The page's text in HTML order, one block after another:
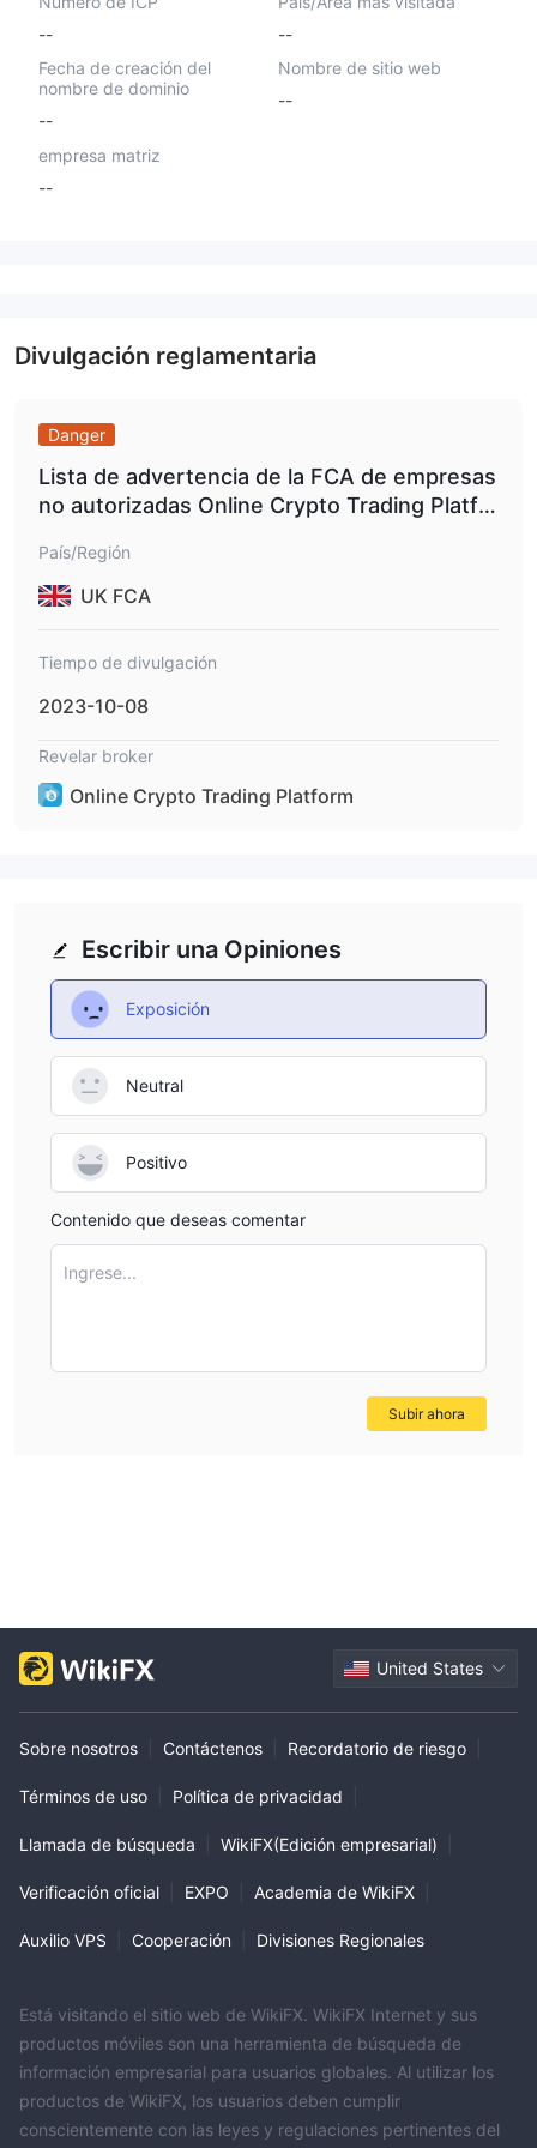
--
--
Fecha de creación del
nombre de dominio
--
Nombre de sitio web
--
empresa matriz
--
Divulgación reglamentaria
Danger
Lista de advertencia de la FCA de empresas
no autorizadas Online Crypto Trading Platfo
País/Región
UK FCA
Tiempo de divulgación
2023-10-08
Revelar broker
Online Crypto Trading Platform
Escribir una Opiniones
Exposición
Neutral
Positivo
Contenido que deseas comentar
Ingrese...
Subir ahora
United States
Sobre nosotros Contáctenos Recordatorio de riesgo
Términos de uso Política de privacidad
Llamada de búsqueda WikiFX(Edición empresarial)
Verificación oficial EXPO Academia de WikiFX
Auxilio VPS Cooperación Divisiones Regionales
Está visitando el sitio web de WikiFX. WikiFX Internet y sus
productos móviles son una herramienta de búsqueda de
información empresarial para usuarios globales. Al utilizar los
productos de WikiFX, los usuarios deben cumplir
conscientemente con las leyes y regulaciones pertinentes del